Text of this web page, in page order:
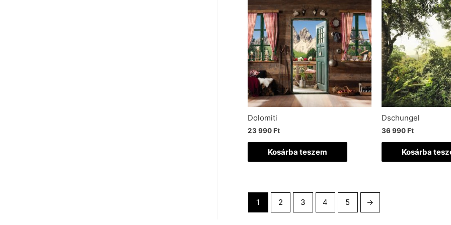
Dolomiti
23 990Ft
Kosárba teszem
Dschungel
36 990Ft
Kosárba
1 2 3 4 5 →